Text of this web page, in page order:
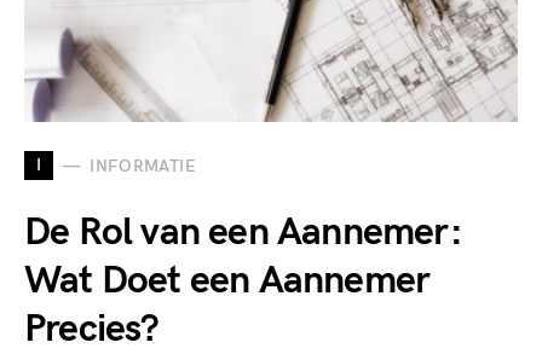
I INFORMATIE
De Rol van een Aannemer:
Wat Doet een Aannemer
Precies?